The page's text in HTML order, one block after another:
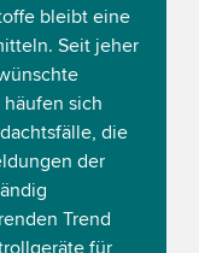
bleibt eine
Seit jeher
sich
die
der
Trend